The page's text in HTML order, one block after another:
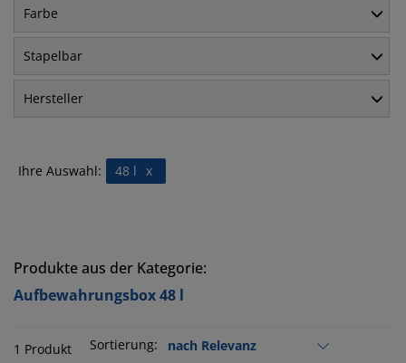
Farbe
Stapelbar
Hersteller
Ihre Auswahl: x
48 l
Produkte aus der Kategorie:
Aufbewahrungsbox 48 l
1 Produkt Sortierung: